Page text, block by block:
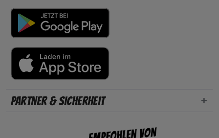
Partner & Sicherheit